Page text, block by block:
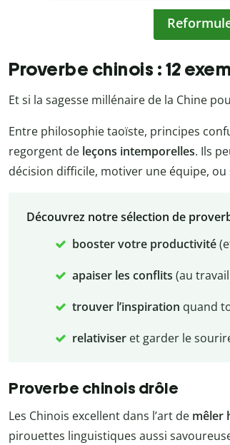
Proverbe chinois : 12
Et si la sagesse millénaire de la Chine
Entre philosophie taoïste, principes
regorgent de leçons intemporelles. Ils
décision difficile, motiver une équipe,
Découvrez notre sélection de
booster votre productivité
apaiser les conflits (au
trouver l’inspiration quand
relativiseret garder le
Proverbe chinois drôle
Les Chinois excellent dans l’art de mêler
pirouettes linguistiques aussi